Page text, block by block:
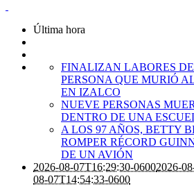
Última hora
FINALIZAN LABORES
PERSONA QUE MURIÓ
EN IZALCO
NUEVE PERSONAS
DENTRO DE UNA
A LOS 97 AÑOS, BETTY
ROMPER RÉCORD
DE UN AVIÓN
2026-08-07T16:29:30-06002026-
08-07T14:54:33-0600